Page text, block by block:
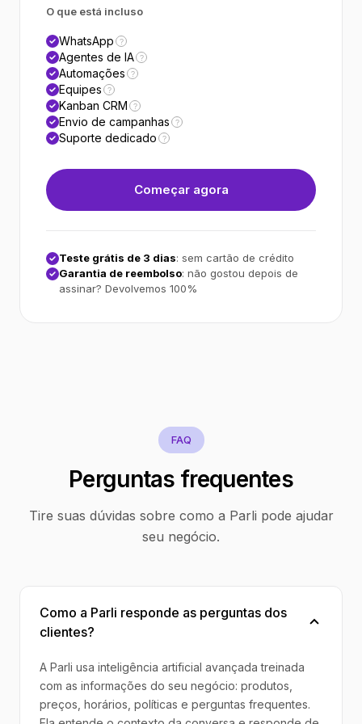
O que está incluso
WhatsApp ?
Agentes de IA ?
Automações ?
Equipes ?
Kanban CRM ?
Envio de campanhas ?
Suporte dedicado ?
Começar agora
Teste grátis de 3 dias: sem cartão de crédito
Garantia de reembolso: não gostou depois de
assinar? Devolvemos 100%
FAQ
Perguntas frequentes
Tire suas dúvidas sobre como a Parli pode ajudar
seu negócio.
Como a Parli responde as perguntas dos
clientes?
A Parli usa inteligência artificial avançada treinada
com as informações do seu negócio: produtos,
preços, horários, políticas e perguntas frequentes.